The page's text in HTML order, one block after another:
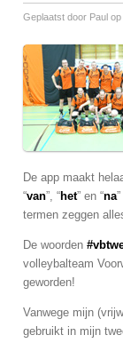
Geplaatst door Paul
De app maakt
“van”, “het” en “na
termen zeggen
De woorden
volleybalteam
geworden!
Vanwege mijn
gebruikt in mijn